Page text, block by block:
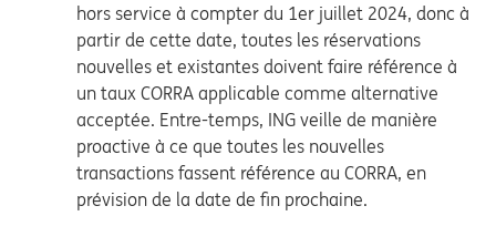
hors service à compter du 1er juillet 2024, donc à
partir de cette date, toutes les réservations
nouvelles et existantes doivent faire référence à
un taux CORRA applicable comme alternative
acceptée. Entre-temps, ING veille de manière
proactive à ce que toutes les nouvelles
transactions fassent référence au CORRA, en
prévision de la date de fin prochaine.